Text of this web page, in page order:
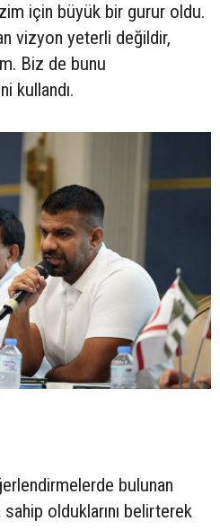
için büyük bir gurur oldu.
vizyon yeterli değildir,
Biz de bunu
kullandı.
bulunan
olduklarını belirterek